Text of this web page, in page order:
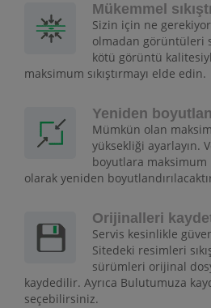
Mükemmel
Sizin için ne
olmadan görüntüleri
kötü görüntü
maksimum sıkıştırmayı elde edin.
Yeniden
Mümkün olan
yüksekliği ayarlayın.
boyutlara maksimum
olarak yeniden
Orijinalleri
Servis kesinlikle
Sitedeki resimleri
sürümleri orijinal
kaydedilir. Ayrıca Bulutumuza
seçebilirsiniz.